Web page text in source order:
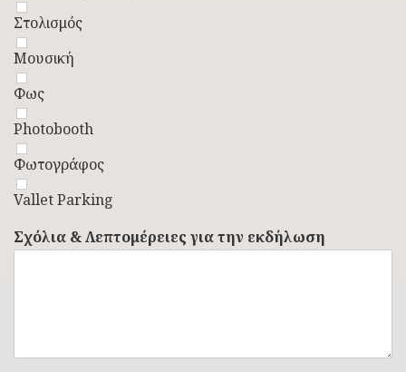
Στολισμός
Μουσική
Φως
Photobooth
Φωτογράφος
Vallet Parking
Σχόλια & Λεπτομέρειες για την εκδήλωση